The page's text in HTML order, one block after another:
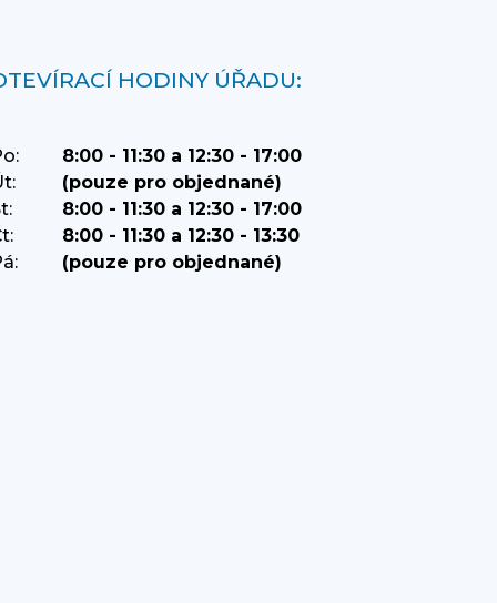
HODINY ÚŘADU:
8:00 - 11:30 a 12:30 - 17:00
(pouze pro objednané)
8:00 - 11:30 a 12:30 - 17:00
8:00 - 11:30 a 12:30 - 13:30
(pouze pro objednané)